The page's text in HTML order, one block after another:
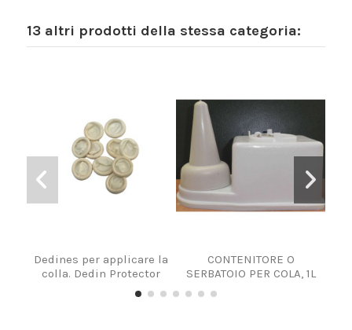
13 altri prodotti della stessa categoria:
Dedines per applicare la
colla. Dedin Protector
CONTENITORE O
SERBATOIO PER COLA, 1L